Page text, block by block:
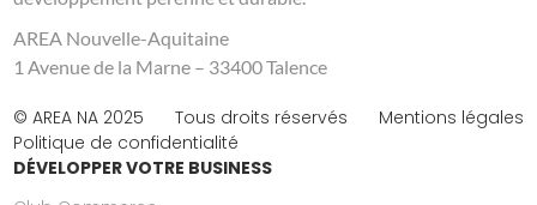
AREA Nouvelle-Aquitaine
1 Avenue de la Marne – 33400 Talence
© AREA NA 2025 Tous droits réservés
Mentions légales
Politique de confidentialité
DÉVELOPPER VOTRE BUSINESS